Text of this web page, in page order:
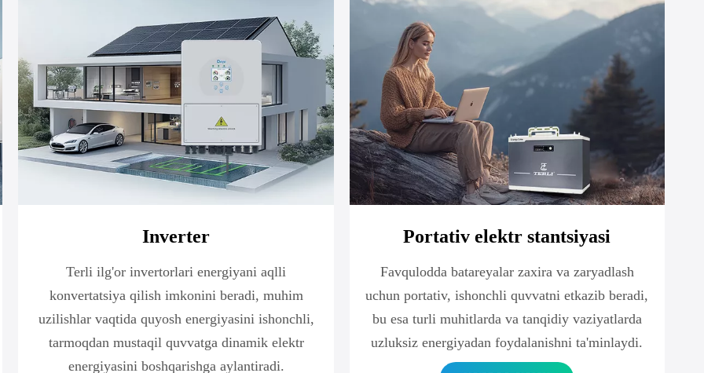
Inverter
Terli ilg'or invertorlari energiyani aqlli
konvertatsiya qilish imkonini beradi, muhim
uzilishlar vaqtida quyosh energiyasini ishonchli,
tarmoqdan mustaqil quvvatga dinamik elektr
energiyasini boshqarishga aylantiradi.
Portativ elektr stantsiyasi
Favqulodda batareyalar zaxira va zaryadlash
uchun portativ, ishonchli quvvatni etkazib beradi,
bu esa turli muhitlarda va tanqidiy vaziyatlarda
uzluksiz energiyadan foydalanishni ta'minlaydi.